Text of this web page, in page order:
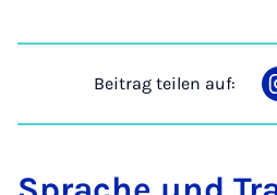
Beitrag teilen auf: